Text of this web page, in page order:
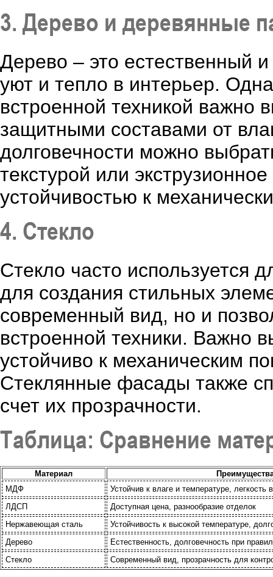
3. Дерево и деревянные
Дерево – это естественный
уют и тепло в интерьер.
встроенной техникой важно
защитными составами от
долговечности можно
текстурой или
устойчивостью к
4. Стекло
Стекло часто используется
для создания стильных
современный вид, но и
встроенной техники. Важно
устойчиво к механическим
Стеклянные фасады также
счет их прозрачности.
Таблица: Сравнение
Материал
МДФ
Устойчив к влаге и температуре, легкость
ЛДСП
Доступная цена, разнообразие отделок
Нержавеющая сталь
Устойчивость к высокой температуре,
Дерево
Естественность, долговечность при
Стекло
Современный вид, прозрачность для